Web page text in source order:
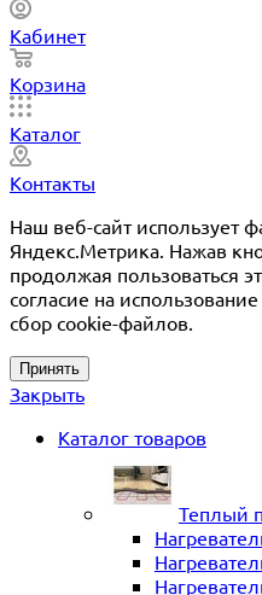
Кабинет
Корзина
Каталог
Контакты
Наш веб-сайт использует
Яндекс.Метрика. Нажав
продолжая пользоваться
согласие на
сбор cookie-файлов.
Принять
Закрыть
Каталог товаров
Теплый